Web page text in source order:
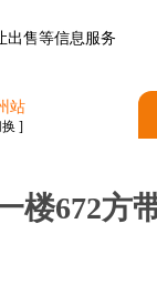
出售等信息服务
站
]
楼672方